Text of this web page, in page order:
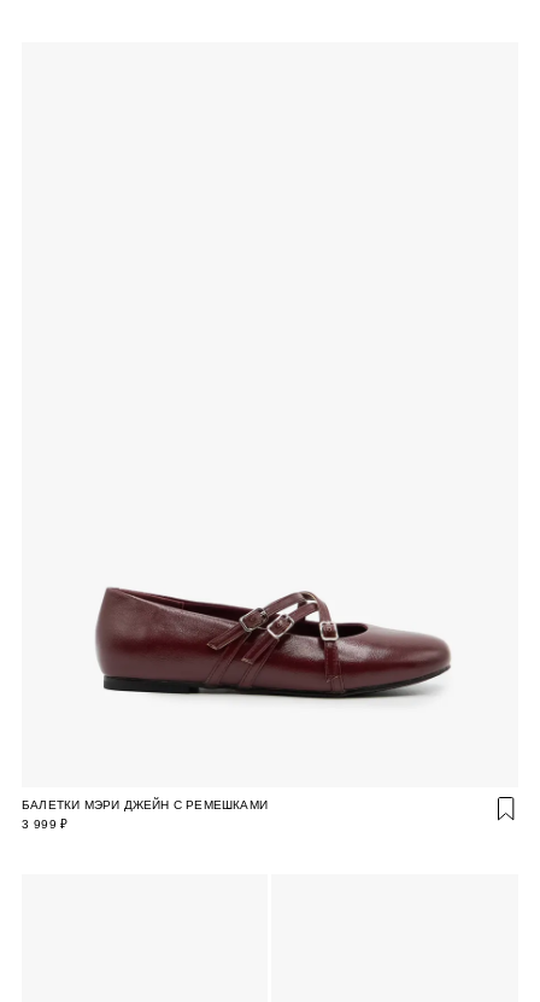
БАЛЕТКИ МЭРИ ДЖЕЙН С РЕМЕШКАМИ
3 999 ₽